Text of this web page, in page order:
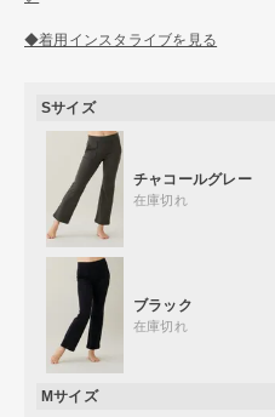
◆着用インスタライブを見る
Sサイズ
チャコールグレー
在庫切れ
ブラック
在庫切れ
Mサイズ